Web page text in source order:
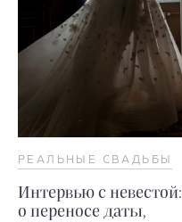
РЕАЛЬНЫЕ СВАДЬБЫ
Интервью с невестой:
о переносе даты,